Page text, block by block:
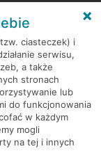
ciasteczek) i
serwisu,
a także
stronach
lub
do funkcjonowania
w każdym
mogli
na tej i innych